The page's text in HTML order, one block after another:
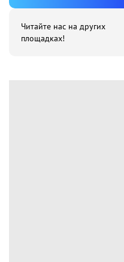
Читайте нас на других
площадках!